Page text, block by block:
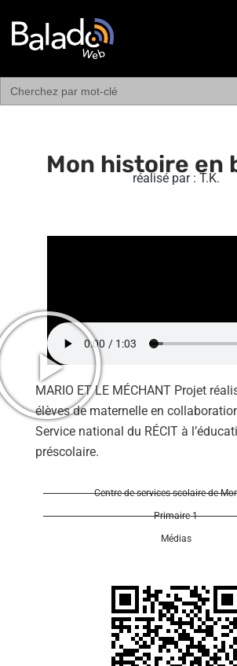
Search
for:
Mon histoire en
réalisé par : T.K.
MARIO ET LE MÉCHANT Projet
élèves de maternelle en
Service national du RÉCIT à
préscolaire.
Centre de services scolaire de
Primaire 1
Médias